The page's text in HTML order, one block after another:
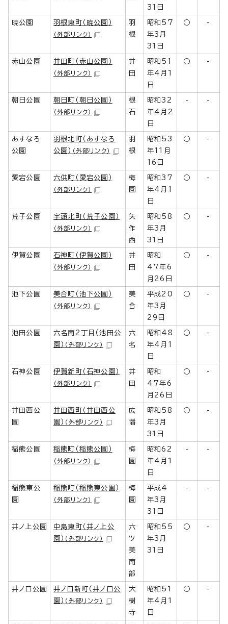
31日
暁公園 羽根東町（暁公園）
（外部リンク）
羽
根
昭和57
年3月
31日
○ -
赤山公園 井田町（赤山公園）
（外部リンク）
井
田
昭和51
年4月1
日
○ -
朝日公園 朝日町（朝日公園）
（外部リンク）
根
石
昭和32
年4月2
日
- -
あすなろ
公園
羽根北町（あすなろ
公園） （外部リンク）
羽
根
昭和53
年11月
16日
○ -
愛宕公園 六供町（愛宕公園）
（外部リンク）
梅
園
昭和37
年4月1
日
○ -
荒子公園 宇頭北町（荒子公園）
（外部リンク）
矢
作
西
昭和58
年3月
31日
○ -
伊賀公園 石神町（伊賀公園）
（外部リンク）
井
田
昭和
47年6
月26日
○ -
池下公園 美合町（池下公園）
（外部リンク）
美
合
平成20
年3月
29日
○ -
池田公園
六名南2丁目（池田公
園） （外部リンク）
六
名
昭和48
年4月1
日
○ -
石神公園 伊賀新町（石神公園）
（外部リンク）
井
田
昭和
47年6
月26日
○ -
井田西公
園
井田西町（井田西公
園） （外部リンク）
広
幡
昭和58
年3月
31日
○ -
稲熊公園 稲熊町（稲熊公園）
（外部リンク）
梅
園
昭和62
年4月1
日
- -
稲熊東公
園
稲熊町（稲熊東公園）
（外部リンク）
梅
園
平成4
年3月
31日
- -
井ノ上公園
中島東町（井ノ上公
園） （外部リンク）
六
ツ
美
南
部
昭和55
年3月
31日
○ -
井ノ口公園
井ノ口新町（井ノ口公
園） （外部リンク）
大
樹
寺
昭和51
年4月1
日
○ -